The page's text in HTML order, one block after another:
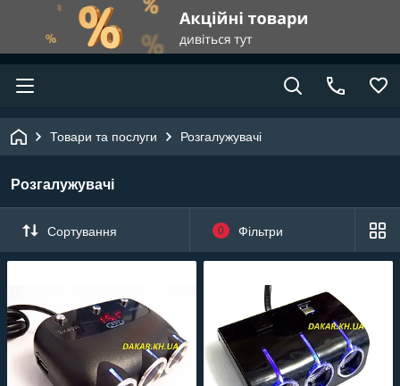
Товари та послуги Розгалужувачі
Розгалужувачі
Сортування 0 Фільтри